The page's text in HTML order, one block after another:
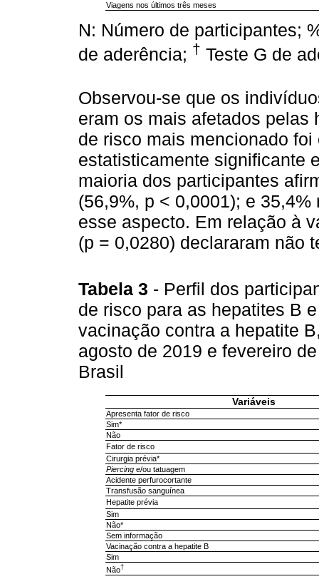
Viagens nos últimos três meses
N: Número de participantes;
de aderência; † Teste G de
Observou-se que os
eram os mais afetados pelas
de risco mais mencionado
estatisticamente significante
maioria dos participantes
(56,9%, p < 0,0001); e
esse aspecto. Em relação à
(p = 0,0280) declararam não
Tabela 3 - Perfil dos
de risco para as hepatites B
vacinação contra a hepatite
agosto de 2019 e fevereiro
Brasil
Variáveis
Apresenta fator de risco
Sim*
Não
Fator de risco
Cirurgia prévia*
Piercinge/ou tatuagem
Acidente perfurocortante
Transfusão sanguínea
Hepatite prévia
Sim
Não*
Sem informação
Vacinação contra a hepatite B
Sim
Não†